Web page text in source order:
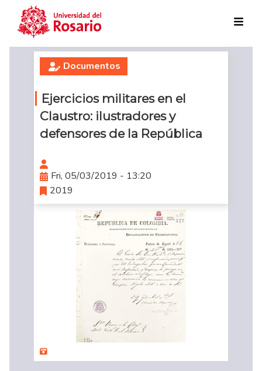
Skip to main content
Documentos
Ejercicios militares en el
Claustro: ilustradores y
defensores de la República
Fri, 05/03/2019 - 13:20
2019